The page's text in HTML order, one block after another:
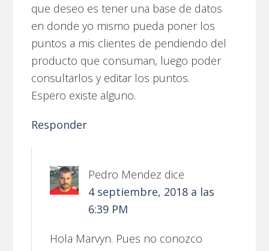
que deseo es tener una base de datos
en donde yo mismo pueda poner los
puntos a mis clientes de pendiendo del
producto que consuman, luego poder
consultarlos y editar los puntos.
Espero existe alguno.
Responder
Pedro Mendez dice
4 septiembre, 2018 a las
6:39 PM
Hola Marvyn. Pues no conozco